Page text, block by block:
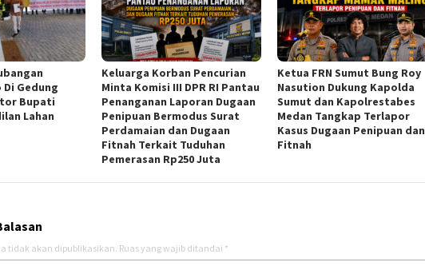
Di Gedung
Bupati
Lahan
Keluarga Korban Pencurian
Minta Komisi III DPR RI Pantau
Penanganan Laporan Dugaan
Penipuan Bermodus Surat
Perdamaian dan Dugaan
Fitnah Terkait Tuduhan
Pemerasan Rp250 Juta
Ketua FRN Sumut Bung Roy
Nasution Dukung Kapolda
Sumut dan Kapolrestabes
Medan Tangkap Terlapor
Kasus Dugaan Penipuan dan
Fitnah
tidak akan dipublikasikan. Ruas yang wajib ditandai *